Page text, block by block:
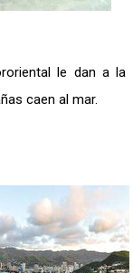
le dan a la
caen al mar.